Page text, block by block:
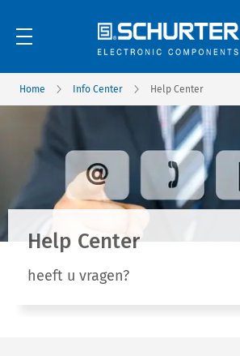
Home Info Center Help Center
Help Center
heeft u vragen?